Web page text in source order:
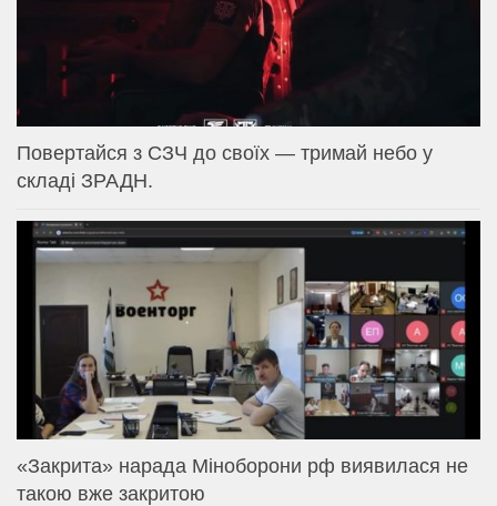
Повертайся з СЗЧ до своїх — тримай небо у
складі ЗРАДН.
«Закрита» нарада Міноборони рф виявилася не
такою вже закритою